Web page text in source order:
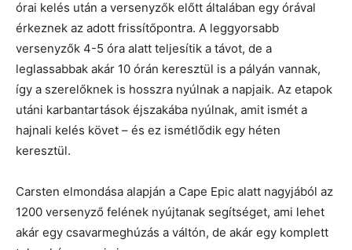
órai kelés után a versenyzők előtt általában egy órával
érkeznek az adott frissítőpontra. A leggyorsabb
versenyzők 4-5 óra alatt teljesítik a távot, de a
leglassabbak akár 10 órán keresztül is a pályán vannak,
így a szerelőknek is hosszra nyúlnak a napjaik. Az etapok
utáni karbantartások éjszakába nyúlnak, amit ismét a
hajnali kelés követ – és ez ismétlődik egy héten
keresztül.
Carsten elmondása alapján a Cape Epic alatt nagyjából az
1200 versenyző felének nyújtanak segítséget, ami lehet
akár egy csavarmeghúzás a váltón, de akár egy komplett